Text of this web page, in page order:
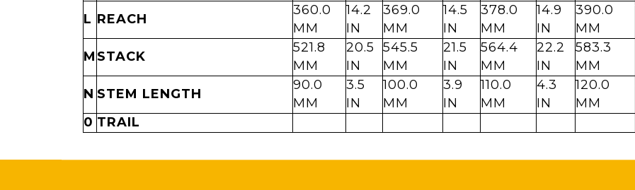
L REACH
360.0
MM
14.2
IN
369.0
MM
14.5
IN
378.0
MM
14.9
IN
390.0
MM
M STACK
521.8
MM
20.5
IN
545.5
MM
21.5
IN
564.4
MM
22.2
IN
583.3
MM
N STEM LENGTH
90.0
MM
3.5
IN
100.0
MM
3.9
IN
110.0
MM
4.3
IN
120.0
MM
0 TRAIL